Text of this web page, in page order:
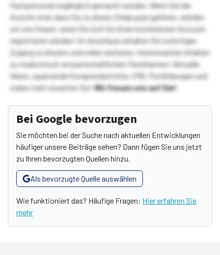
Fachpersonal zugänglich gemacht werden. Wenn Sie der
Ansicht sind, dass Sie zu dieser Zielgruppe gehören, würden
wir uns freuen, wenn Sie sich für einen kostenlosen Account
registrieren würden! Im Anschluss erhalten Sie sofortigen
Zugang zu diesem und vielen weiteren, interessanten Inhalten
zu medizinisch-wissenschaftlichen Fachthemen! Aktuelle
News, spannende Kongressberichte, CME-Fortbildungen und
vieles mehr erwarten Sie!Wir freuen uns auf Sie!
Bei Google bevorzugen
Sie möchten bei der Suche nach aktuellen Entwicklungen
häufiger unsere Beiträge sehen? Dann fügen Sie uns jetzt
zu Ihren bevorzugten Quellen hinzu.
Als bevorzugte Quelle auswählen
Wie funktioniert das? Häufige Fragen: Hier erfahren Sie
mehr